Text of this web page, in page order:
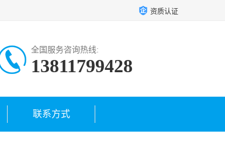
资质认证
全国服务咨询热线:
13811799428
联系方式